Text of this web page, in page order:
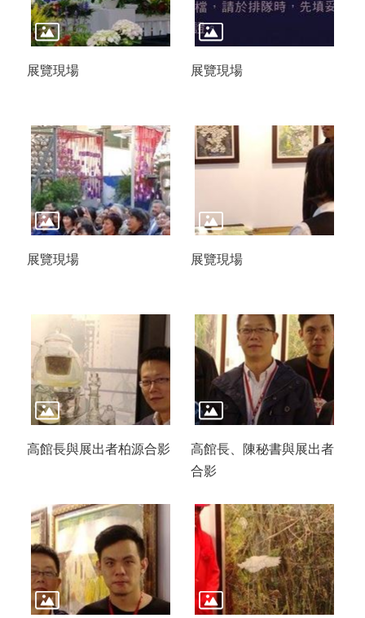
展覽現場 展覽現場
展覽現場 展覽現場
高館長與展出者柏源合影
高館長、陳秘書與展出者
合影